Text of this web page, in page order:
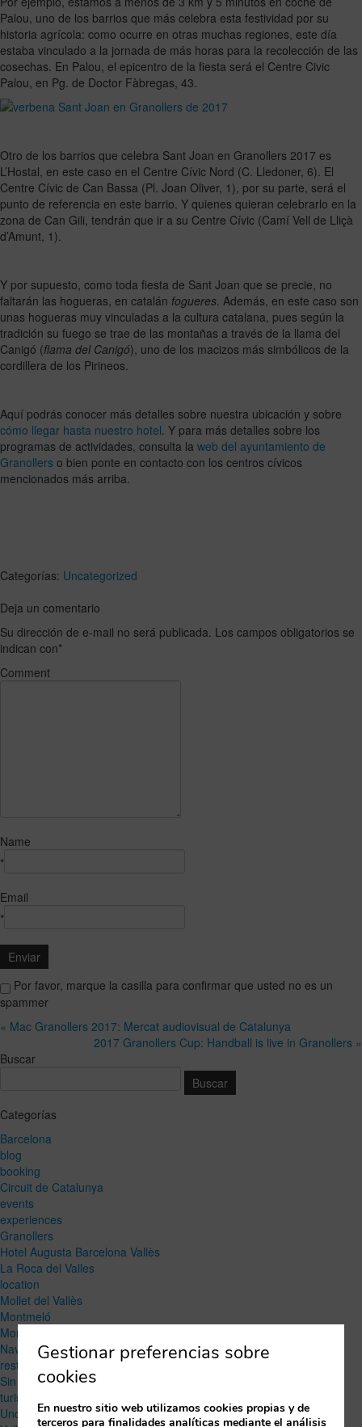
Palou, uno de los barrios que más celebra esta festividad por su
historia agrícola: como ocurre en otras muchas regiones, este día
estaba vinculado a la jornada de más horas para la recolección de las
cosechas. En Palou, el epicentro de la fiesta será el Centre Civic
Palou, en Pg. de Doctor Fàbregas, 43.
Otro de los barrios que celebra Sant Joan en Granollers 2017 es
L’Hostal, en este caso en el Centre Cívic Nord (C. Lledoner, 6). El
Centre Cívic de Can Bassa (Pl. Joan Oliver, 1), por su parte, será el
punto de referencia en este barrio. Y quienes quieran celebrarlo en la
zona de Can Gili, tendrán que ir a su Centre Cívic (Camí Vell de Lliçà
d’Amunt, 1).
Y por supuesto, como toda fiesta de Sant Joan que se precie, no
faltarán las hogueras, en catalán fogueres. Además, en este caso son
unas hogueras muy vinculadas a la cultura catalana, pues según la
tradición su fuego se trae de las montañas a través de la llama del
Canigó (flama del Canigó), uno de los macizos más simbólicos de la
cordillera de los Pirineos.
Aquí podrás conocer más detalles sobre nuestra ubicación y sobre
cómo llegar hasta nuestro hotel. Y para más detalles sobre los
programas de actividades, consulta la web del ayuntamiento de
Granollers o bien ponte en contacto con los centros cívicos
mencionados más arriba.
Categorías: Uncategorized
Deja un comentario
Su dirección de e-mail no será publicada. Los campos obligatorios se
indican con*
Comment
Name
*
Email
*
Por favor, marque la casilla para confirmar que usted no es un
spammer
« Mac Granollers 2017: Mercat audiovisual de Catalunya
2017 Granollers Cup: Handball is live in Granollers »
Buscar
Categorías
Barcelona
blog
booking
Circuit de Catalunya
events
experiences
Granollers
Hotel Augusta Barcelona Vallès
La Roca del Valles
location
Mollet del Vallès
Montmeló
Montornés del Vallès
Navidad
restaurant
Sin categoría
turism
Uncategorized
Gestionar preferencias sobre
cookies
En nuestro sitio web utilizamos cookies propias y de
terceros para finalidades analíticas mediante el análisis